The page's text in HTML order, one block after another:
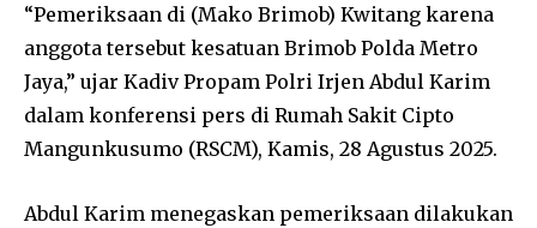
“Pemeriksaan di (Mako Brimob) Kwitang karena
anggota tersebut kesatuan Brimob Polda Metro
Jaya,” ujar Kadiv Propam Polri Irjen Abdul Karim
dalam konferensi pers di Rumah Sakit Cipto
Mangunkusumo (RSCM), Kamis, 28 Agustus 2025.
Abdul Karim menegaskan pemeriksaan dilakukan